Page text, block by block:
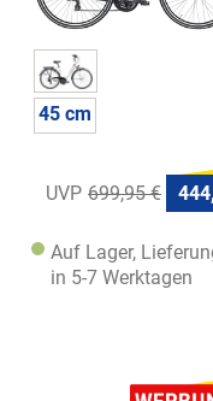
45 cm
699,95 €
Auf Lager,
in 5-7 Werktagen